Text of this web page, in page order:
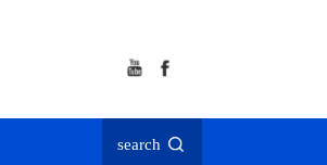
search